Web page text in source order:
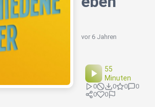
vor 6 Jahren
55
Minuten
0 0 0
0
0
0